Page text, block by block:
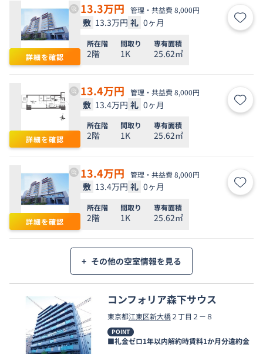
詳細を確認
13.3万円 管理・共益費 8,000円
敷 13.3万円 礼 0ヶ月 お気
所在階
2階
間取り
1K
専有面積
25.62㎡
詳細を確認
13.4万円 管理・共益費 8,000円
敷 13.4万円 礼 0ヶ月 お気
所在階
2階
間取り
1K
専有面積
25.62㎡
詳細を確認
13.4万円 管理・共益費 8,000円
敷 13.4万円 礼 0ヶ月 お気
所在階
2階
間取り
1K
専有面積
25.62㎡
+ その他の空室情報を見る
コンフォリア森下サウス
東京都江東区新大橋２丁目２－８
POINT
■礼金ゼロ1年以内解約時賃料1か月分違約金